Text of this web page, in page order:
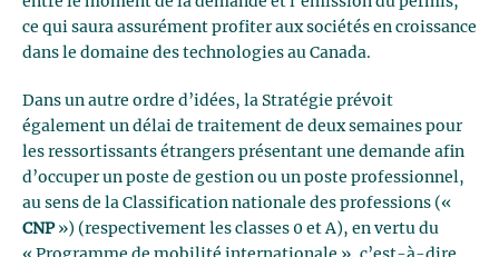
ce qui saura assurément profiter aux sociétés en croissance
dans le domaine des technologies au Canada.
Dans un autre ordre d’idées, la Stratégie prévoit
également un délai de traitement de deux semaines pour
les ressortissants étrangers présentant une demande afin
d’occuper un poste de gestion ou un poste professionnel,
au sens de la Classification nationale des professions («
CNP») (respectivement les classes 0 et A), en vertu du